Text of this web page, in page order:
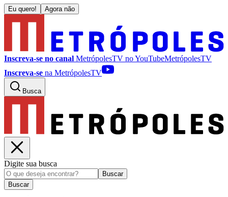
Eu quero! Agora não
Inscreva-se no canal MetrópolesTV noYouTubeMetrópolesTV
Inscreva-se na MetrópolesTV
Busca
Digite sua busca
Buscar
Buscar